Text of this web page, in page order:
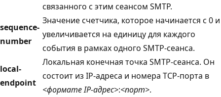
связанного с этим сеансом SMTP.
sequence-
number
Значение счетчика, которое начинается с 0 и
увеличивается на единицу для каждого
события в рамках одного SMTP-сеанса.
local-
endpoint
Локальная конечная точка SMTP-сеанса. Он
состоит из IP-адреса и номера TCP-порта в
<формате IP-адрес>:<порт>.